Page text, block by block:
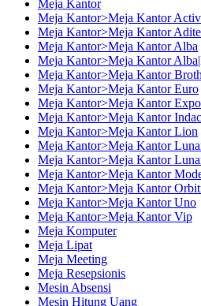
Meja Kantor
Meja Kantor>Meja Kantor Activ
Meja Kantor>Meja Kantor
Meja Kantor>Meja Kantor Alba
Meja Kantor>Meja Kantor
Meja Kantor>Meja Kantor
Meja Kantor>Meja Kantor Euro
Meja Kantor>Meja Kantor Expo
Meja Kantor>Meja Kantor
Meja Kantor>Meja Kantor Lion
Meja Kantor>Meja Kantor
Meja Kantor>Meja Kantor
Meja Kantor>Meja Kantor
Meja Kantor>Meja Kantor
Meja Kantor>Meja Kantor Uno
Meja Kantor>Meja Kantor Vip
Meja Komputer
Meja Lipat
Meja Meeting
Meja Resepsionis
Mesin Absensi
Mesin Hitung Uang